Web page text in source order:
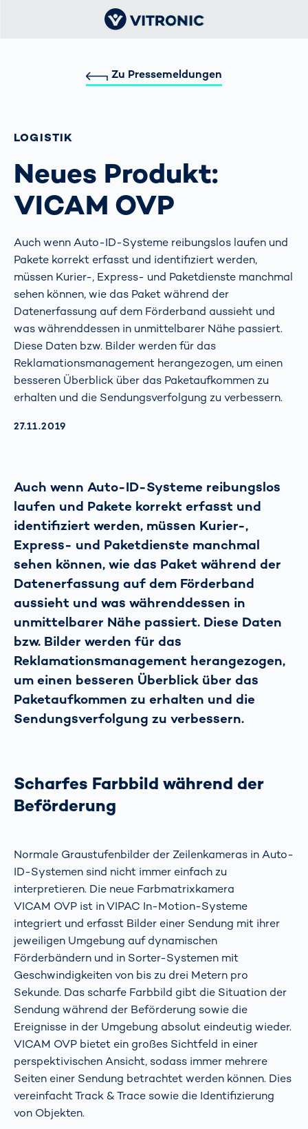
Zu Pressemeldungen
LOGISTIK
Neues Produkt:
VICAM OVP
Auch wenn Auto-ID-Systeme reibungslos laufen und
Pakete korrekt erfasst und identifiziert werden,
müssen Kurier-, Express- und Paketdienste manchmal
sehen können, wie das Paket während der
Datenerfassung auf dem Förderband aussieht und
was währenddessen in unmittelbarer Nähe passiert.
Diese Daten bzw. Bilder werden für das
Reklamationsmanagement herangezogen, um einen
besseren Überblick über das Paketaufkommen zu
erhalten und die Sendungsverfolgung zu verbessern.
AKTUALISIERT AM:
27.11.2019
Auch wenn Auto-ID-Systeme reibungslos
laufen und Pakete korrekt erfasst und
identifiziert werden, müssen Kurier-,
Express- und Paketdienste manchmal
sehen können, wie das Paket während der
Datenerfassung auf dem Förderband
aussieht und was währenddessen in
unmittelbarer Nähe passiert. Diese Daten
bzw. Bilder werden für das
Reklamationsmanagement herangezogen,
um einen besseren Überblick über das
Paketaufkommen zu erhalten und die
Sendungsverfolgung zu verbessern.
Scharfes Farbbild während der
Beförderung
Normale Graustufenbilder der Zeilenkameras in Auto-
ID-Systemen sind nicht immer einfach zu
interpretieren. Die neue Farbmatrixkamera
VICAM OVP ist in VIPAC In-Motion-Systeme
integriert und erfasst Bilder einer Sendung mit ihrer
jeweiligen Umgebung auf dynamischen
Förderbändern und in Sorter-Systemen mit
Geschwindigkeiten von bis zu drei Metern pro
Sekunde. Das scharfe Farbbild gibt die Situation der
Sendung während der Beförderung sowie die
Ereignisse in der Umgebung absolut eindeutig wieder.
VICAM OVP bietet ein großes Sichtfeld in einer
perspektivischen Ansicht, sodass immer mehrere
Seiten einer Sendung betrachtet werden können. Dies
vereinfacht Track & Trace sowie die Identifizierung
von Objekten.